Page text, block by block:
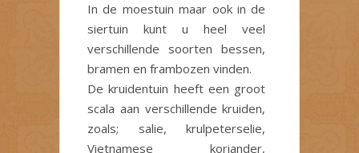
In de moestuin maar ook in de
siertuin kunt u heel veel
verschillende soorten bessen,
bramen en frambozen vinden.
De kruidentuin heeft een groot
scala aan verschillende kruiden,
zoals; salie, krulpeterselie,
Vietnamese koriander,